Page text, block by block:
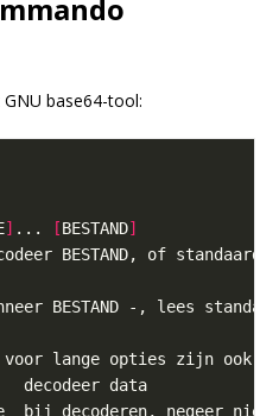
base64-tool:
] ... [BESTAND]